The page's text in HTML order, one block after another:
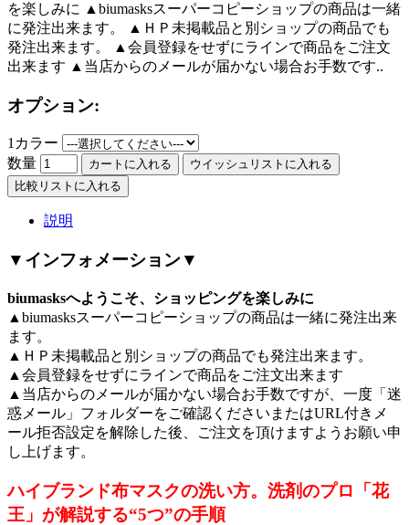
を楽しみに ▲biumasksスーパーコピーショップの商品は一緒
に発注出来ます。 ▲ＨＰ未掲載品と別ショップの商品でも
発注出来ます。 ▲会員登録をせずにラインで商品をご注文
出来ます ▲当店からのメールが届かない場合お手数です..
オプション:
1カラー
数量
カートに入れる
ウイッシュリストに入れる
比較リストに入れる
説明
▼インフォメーション▼
biumasksへようこそ、ショッピングを楽しみに
▲biumasksスーパーコピーショップの商品は一緒に発注出来
ます。
▲ＨＰ未掲載品と別ショップの商品でも発注出来ます。
▲会員登録をせずにラインで商品をご注文出来ます
▲当店からのメールが届かない場合お手数ですが、一度「迷
惑メール」フォルダーをご確認くださいまたはURL付きメ
ール拒否設定を解除した後、ご注文を頂けますようお願い申
し上げます。
ハイブランド布マスクの洗い方。洗剤のプロ「花
王」が解説する“5つ”の手順